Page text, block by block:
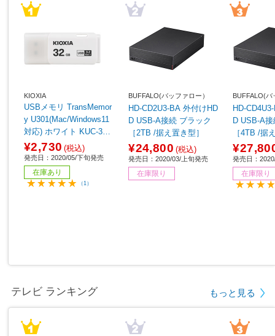
KIOXIA
USBメモリ TransMemor
y U301(Mac/Windows11
対応) ホワイト KUC-3A0
32GW ［32GB /USB Typ
eA /USB3.2 /キャップ
式］
¥2,730 (税込)
発売日：2020/05/下旬発売
在庫あり
（1）
BUFFALO(バッファロー）
HD-CD2U3-BA 外付けHD
D USB-A接続 ブラック
［2TB /据え置き型］
¥24,800 (税込)
発売日：2020/03/上旬発売
在庫限り
BUFFALO(バ
HD-
D USB-A接続 ブ
［4TB /据
64】
発売日：
在庫限り
テレビ ランキング もっと見る